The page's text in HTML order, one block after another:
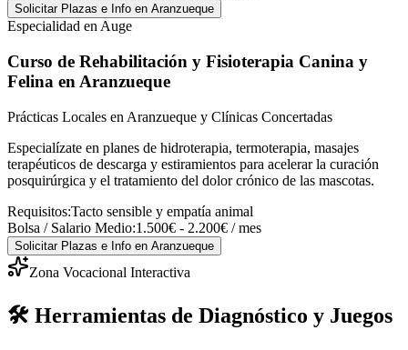
Solicitar Plazas e Info en Aranzueque
Especialidad en Auge
Curso de Rehabilitación y Fisioterapia Canina y
Felina en Aranzueque
Prácticas Locales en Aranzueque y Clínicas Concertadas
Especialízate en planes de hidroterapia, termoterapia, masajes
terapéuticos de descarga y estiramientos para acelerar la curación
posquirúrgica y el tratamiento del dolor crónico de las mascotas.
Requisitos:Tacto sensible y empatía animal
Bolsa / Salario Medio:1.500€ - 2.200€ / mes
Solicitar Plazas e Info en Aranzueque
Zona Vocacional Interactiva
🛠️ Herramientas de Diagnóstico y Juegos